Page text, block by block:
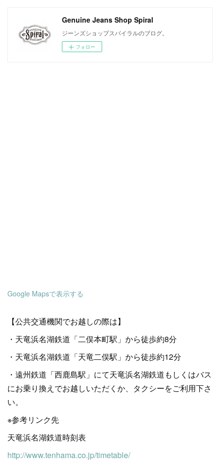
Genuine Jeans Shop Spiral
ジーンズショップスパイラルのブログ。
フォロー
Google Mapsで表示する
【公共交通機関でお越しの際は】
・天竜浜名湖鉄道「二俣本町駅」から徒歩約8分
・天竜浜名湖鉄道「天竜二俣駅」から徒歩約12分
・遠州鉄道「西鹿島駅」にて天竜浜名湖鉄道もしくはバス
にお乗り換えでお越しいただくか、タクシーをご利用下さ
い。
※参考リンク先
天竜浜名湖鉄道時刻表
http://www.tenhama.co.jp/timetable/